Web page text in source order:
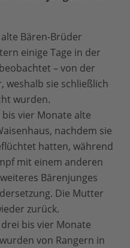
Bären-Brüder
einige Tage in der
– von der
weshalb sie schließlich
wurden.
vier Monate alte
nachdem sie
hatten, während
mit einem anderen
Bärenjunges
Die Mutter
zurück.
bis vier Monate
von Rangern in